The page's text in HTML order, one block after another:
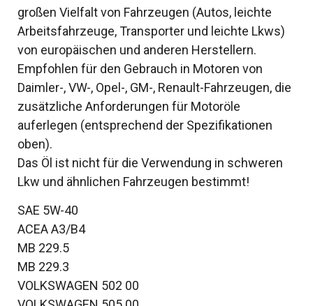
großen Vielfalt von Fahrzeugen (Autos, leichte
Arbeitsfahrzeuge, Transporter und leichte Lkws)
von europäischen und anderen Herstellern.
Empfohlen für den Gebrauch in Motoren von
Daimler-, VW-, Opel-, GM-, Renault-Fahrzeugen, die
zusätzliche Anforderungen für Motoröle
auferlegen (entsprechend der Spezifikationen
oben).
Das Öl ist nicht für die Verwendung in schweren
Lkw und ähnlichen Fahrzeugen bestimmt!
SAE 5W-40
ACEA A3/B4
MB 229.5
MB 229.3
VOLKSWAGEN 502 00